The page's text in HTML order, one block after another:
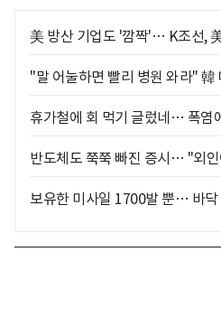
美 방산 기업도 '깜짝'… K조선,
"말 어눌하면 빨리 병원 와라" 韓
휴가철에 회 먹기 글렀네… 폭염
반도체도 쭉쭉 빠진 증시… "외
보유한 미사일 1700발 뿐… 바